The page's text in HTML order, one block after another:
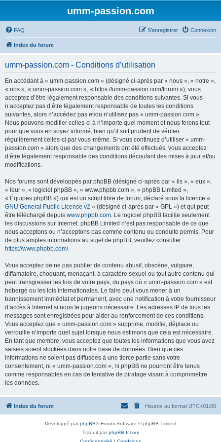
umm-passion.com
FAQ Connexion
S’enregistrer
Index du forum
umm-passion.com - Conditions d’utilisation
En accédant à « umm-passion.com » (désigné ci-après par « nous », « notre »,
« nos », « umm-passion.com », « https://umm-passion.com/forum »), vous
acceptez d’être légalement responsable des conditions suivantes. Si vous
n’acceptez pas d’être légalement responsable de toutes les conditions
suivantes, alors n’accédez pas et/ou n’utilisez pas « umm-passion.com ».
Nous pouvons modifier celles-ci à n’importe quel moment et nous ferons tout
pour que vous en soyez informé, bien qu’il soit prudent de vérifier
régulièrement celles-ci par vous-même. Si vous continuez d’utiliser « umm-
passion.com » alors que des changements ont été effectués, vous acceptez
d’être légalement responsable des conditions découlant des mises à jour et/ou
modifications.
Nos forums sont développés par phpBB (désigné ci-après par « ils », « eux »,
« leur », « logiciel phpBB », « www.phpbb.com », « phpBB Limited »,
« Équipes phpBB ») qui est un script libre de forum, déclaré sous la licence «
GNU General Public License v2 » (désigné ci-après par « GPL ») et qui peut
être téléchargé depuis www.phpbb.com. Le logiciel phpBB facilite seulement
les discussions sur Internet. phpBB Limited n’est pas responsable de ce que
nous acceptons ou n’acceptons pas comme contenu ou conduite permis. Pour
de plus amples informations au sujet de phpBB, veuillez consulter :
https://www.phpbb.com/.
Vous acceptez de ne pas publier de contenu abusif, obscène, vulgaire,
diffamatoire, choquant, menaçant, à caractère sexuel ou tout autre contenu qui
peut transgresser les lois de votre pays, du pays où « umm-passion.com » est
hébergé ou les lois internationales. Le faire peut vous mener à un
bannissement immédiat et permanent, avec une notification à votre fournisseur
d’accès à Internet si nous le jugeons nécessaire. Les adresses IP de tous les
messages sont enregistrées pour aider au renforcement de ces conditions.
Vous acceptez que « umm-passion.com » supprime, modifie, déplace ou
verrouille n’importe quel sujet lorsque nous estimons que cela est nécessaire.
En tant que membre, vous acceptez que toutes les informations que vous avez
saisies soient stockées dans notre base de données. Bien que ces
informations ne soient pas diffusées à une tierce partie sans votre
consentement, ni « umm-passion.com », ni phpBB ne pourront être tenus
comme responsables en cas de tentative de piratage visant à compromettre
les données.
Index du forum Heures au format UTC+01:00
Développé parphpBB® Forum Software © phpBB Limited
Traduit parphpBB-fr.com